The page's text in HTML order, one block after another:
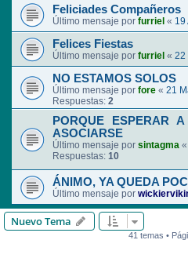
Feliciades Compañeros
Último mensaje por furriel « 19
Felices Fiestas
Último mensaje por furriel « 22
NO ESTAMOS SOLOS
Último mensaje por fore « 21
Respuestas: 2
PORQUE ESPERAR
ASOCIARSE
Último mensaje por sintagma «
Respuestas: 10
ÁNIMO, YA QUEDA
Último mensaje por
Nuevo Tema
41 temas •